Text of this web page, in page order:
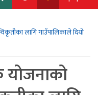
लागि गाउँपालिकाले दियो
योजनाको